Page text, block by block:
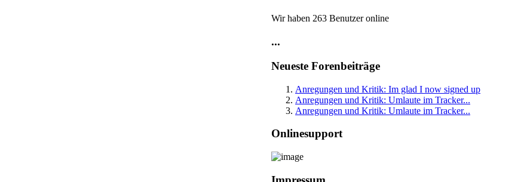
Wir haben 263 Benutzer online
...
Neueste Forenbeiträge
Anregungen und Kritik: Im glad I now signed up
Anregungen und Kritik: Umlaute im Tracker...
Anregungen und Kritik: Umlaute im Tracker...
Onlinesupport